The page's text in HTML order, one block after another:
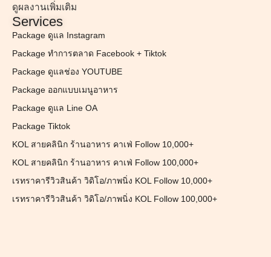
ดูผลงานเพิ่มเติม
Services
Package ดูแล Instagram
Package ทำการตลาด Facebook + Tiktok
Package ดูแลช่อง YOUTUBE
Package ออกแบบเมนูอาหาร
Package ดูแล Line OA
Package Tiktok
KOL สายคลินิก ร้านอาหาร คาเฟ่ Follow 10,000+
KOL สายคลินิก ร้านอาหาร คาเฟ่ Follow 100,000+
เรทราคารีวิวสินค้า วิดิโอ/ภาพนิ่ง KOL Follow 10,000+
เรทราคารีวิวสินค้า วิดิโอ/ภาพนิ่ง KOL Follow 100,000+